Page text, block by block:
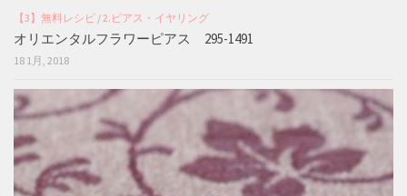
【3】無料レシピ /2.ピアス・イヤリング
オリエンタルフラワーピアス 295-1491
18 1月, 2018